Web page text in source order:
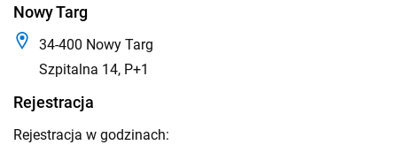
Nowy Targ
34-400 Nowy Targ
Szpitalna 14, P+1
Rejestracja
Rejestracja w godzinach: